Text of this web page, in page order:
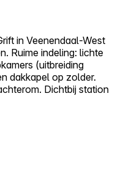
in Veenendaal-West
Ruime indeling: lichte
(uitbreiding
dakkapel op zolder.
Dichtbij station